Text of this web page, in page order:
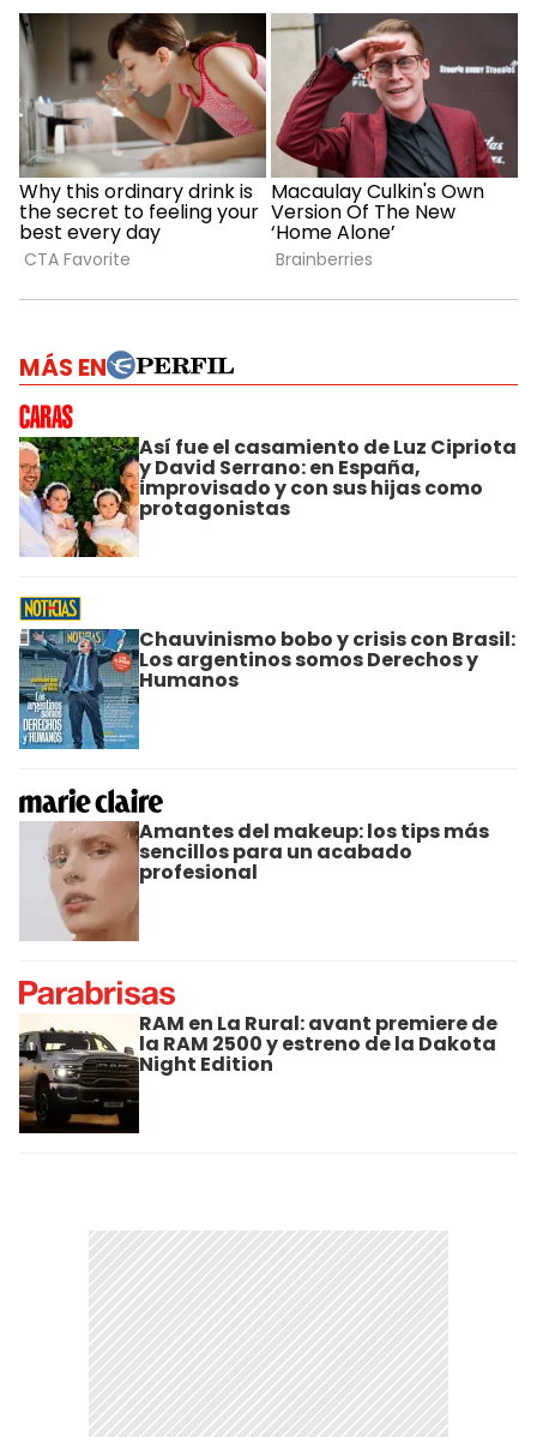
MÁS EN
Así fue el casamiento de Luz Cipriota
y David Serrano: en España,
improvisado y con sus hijas como
protagonistas
Chauvinismo bobo y crisis con Brasil:
Los argentinos somos Derechos y
Humanos
Amantes del makeup: los tips más
sencillos para un acabado
profesional
RAM en La Rural: avant premiere de
la RAM 2500 y estreno de la Dakota
Night Edition